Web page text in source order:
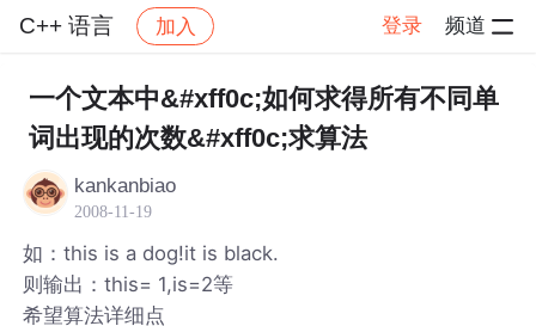
C++ 语言 加入 登录 频道
社区 C++ 语言 帖子详情
一个文本中&#xff0c;如何求得所有不同单
词出现的次数&#xff0c;求算法
kankanbiao
2008-11-19
如：this is a dog!it is black.
则输出：this= 1,is=2等
希望算法详细点